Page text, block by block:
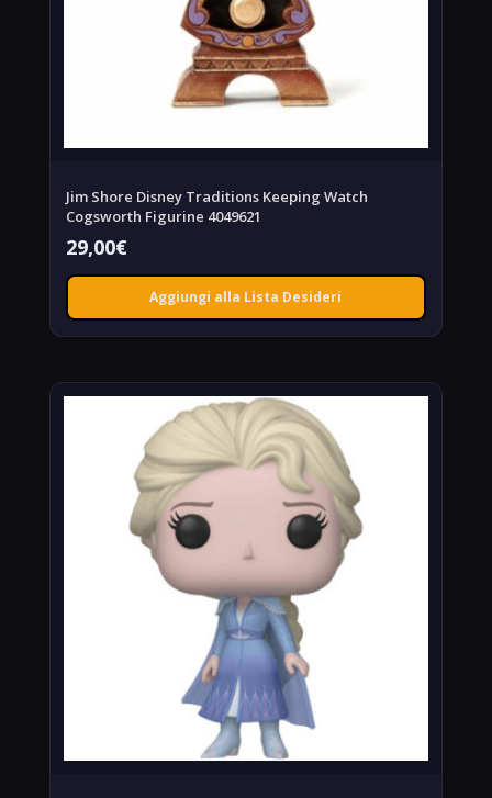
Jim Shore Disney Traditions Keeping Watch
Cogsworth Figurine 4049621
29,00€
Aggiungi alla Lista Desideri